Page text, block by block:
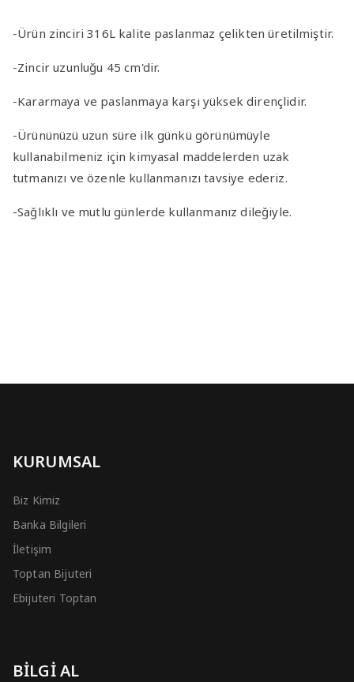
-Ürün zinciri 316L kalite paslanmaz çelikten üretilmiştir.
-Zincir uzunluğu 45 cm'dir.
-Kararmaya ve paslanmaya karşı yüksek dirençlidir.
-Ürününüzü uzun süre ilk günkü görünümüyle
kullanabilmeniz için kimyasal maddelerden uzak
tutmanızı ve özenle kullanmanızı tavsiye ederiz.
-Sağlıklı ve mutlu günlerde kullanmanız dileğiyle.
KURUMSAL
Biz Kimiz
Banka Bilgileri
İletişim
Toptan Bijuteri
Ebijuteri Toptan
BİLGİ AL